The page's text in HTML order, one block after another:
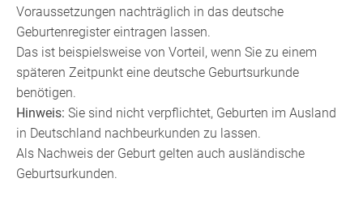
Voraussetzungen nachträglich in das deutsche
Geburtenregister eintragen lassen.
Das ist beispielsweise von Vorteil, wenn Sie zu einem
späteren Zeitpunkt eine deutsche Geburtsurkunde
benötigen.
Hinweis: Sie sind nicht verpflichtet, Geburten im Ausland
in Deutschland nachbeurkunden zu lassen.
Als Nachweis der Geburt gelten auch ausländische
Geburtsurkunden.